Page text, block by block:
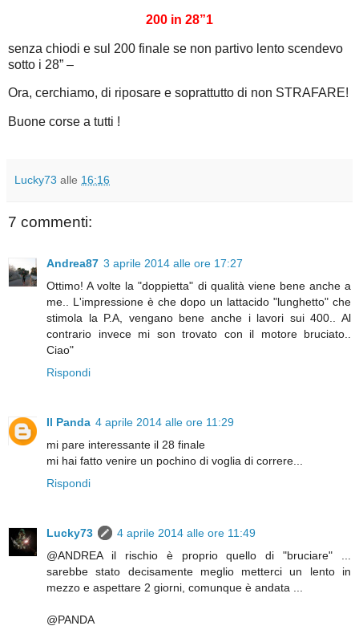
200 in 28”1
senza chiodi e sul 200 finale se non partivo lento scendevo
sotto i 28” –
Ora, cerchiamo, di riposare e soprattutto di non STRAFARE!
Buone corse a tutti !
Lucky73 alle 16:16
7 commenti:
Andrea87 3 aprile 2014 alle ore 17:27
Ottimo! A volte la "doppietta" di qualità viene bene anche a
me.. L'impressione è che dopo un lattacido "lunghetto" che
stimola la P.A, vengano bene anche i lavori sui 400.. Al
contrario invece mi son trovato con il motore bruciato..
Ciao"
Rispondi
Il Panda 4 aprile 2014 alle ore 11:29
mi pare interessante il 28 finale
mi hai fatto venire un pochino di voglia di correre...
Rispondi
Lucky73
4 aprile 2014 alle ore 11:49
@ANDREA il rischio è proprio quello di "bruciare" ...
sarebbe stato decisamente meglio metterci un lento in
mezzo e aspettare 2 giorni, comunque è andata ...
@PANDA